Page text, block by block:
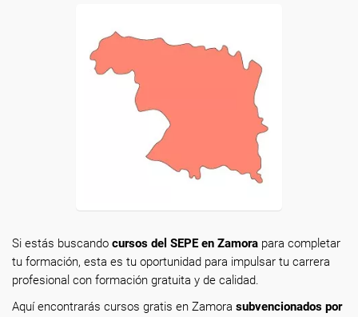
Si estás buscando cursos del SEPE en Zamora para completar
tu formación, esta es tu oportunidad para impulsar tu carrera
profesional con formación gratuita y de calidad.
Aquí encontrarás cursos gratis en Zamora subvencionados por